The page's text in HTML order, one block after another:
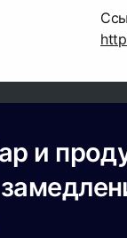
и